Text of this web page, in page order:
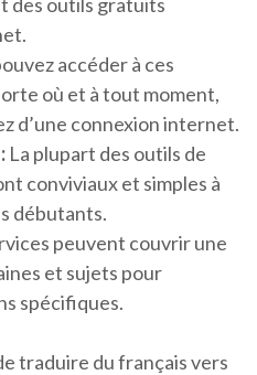
accéder à ces
où et à tout moment,
d’une connexion internet.
La plupart des outils de
conviviaux et simples à
débutants.
peuvent couvrir une
et sujets pour
spécifiques.
traduire du français vers